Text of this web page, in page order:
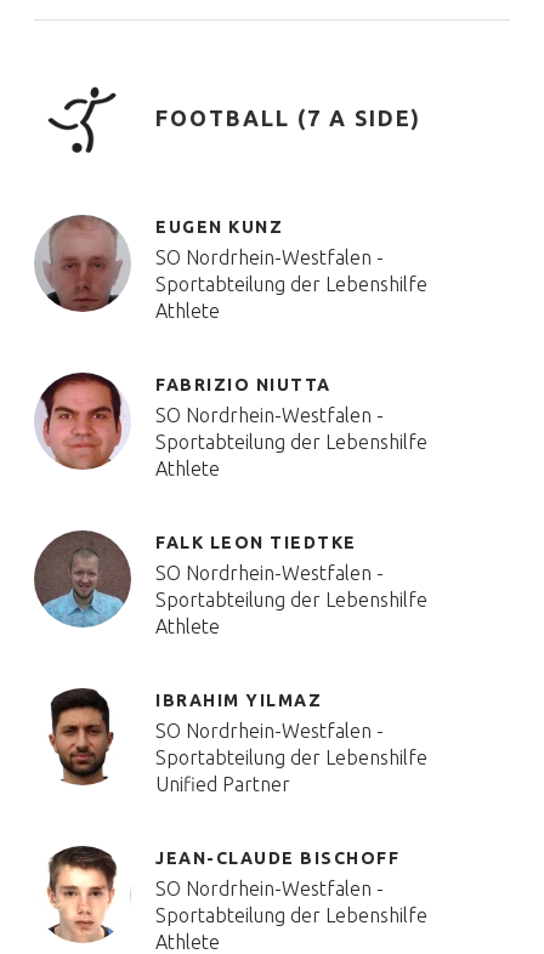
FOOTBALL (7 A SIDE)
EUGEN KUNZ
SO Nordrhein-Westfalen -
Sportabteilung der Lebenshilfe
Athlete
FABRIZIO NIUTTA
SO Nordrhein-Westfalen -
Sportabteilung der Lebenshilfe
Athlete
FALK LEON TIEDTKE
SO Nordrhein-Westfalen -
Sportabteilung der Lebenshilfe
Athlete
IBRAHIM YILMAZ
SO Nordrhein-Westfalen -
Sportabteilung der Lebenshilfe
Unified Partner
JEAN-CLAUDE BISCHOFF
SO Nordrhein-Westfalen -
Sportabteilung der Lebenshilfe
Athlete